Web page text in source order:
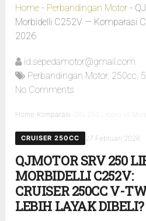
Home - Perbandingan Motor -
Morbidelli C252V — Komparasi
2026
id.sepedamotor@gmail.com
Perbandingan Motor, 250cc,
No Comments
Home Komparasi SRV 250 Libero vs
CRUISER 250CC 27 Februari 2026
QJMOTOR SRV 250
MORBIDELLI C252V:
CRUISER 250CC V-
LEBIH LAYAK DIBELI?